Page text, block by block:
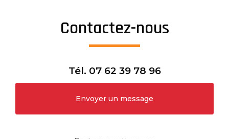
Contactez-nous
Tél. 07 62 39 78 96
Envoyer un message